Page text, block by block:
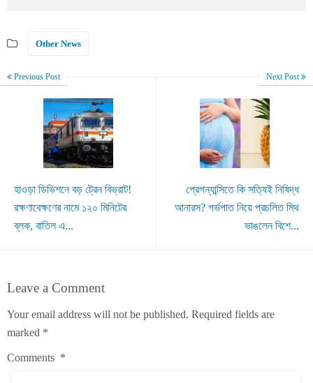
Other News
Previous Post
হাওড়া ডিভিশনে বড় ট্রেন বিভ্রাট!
রক্ষণাবেক্ষণের নামে ১২০ মিনিটের
ব্লক, বাতিল এ...
Next Post
প্রেগন্যান্সিতে কি সত্যিই নিষিদ্ধ
আনারস? গর্ভপাত নিয়ে প্রচলিত মিথ
ভাঙলেন বিশে...
Leave a Comment
Your email address will not be published. Required fields are
marked *
Comments *